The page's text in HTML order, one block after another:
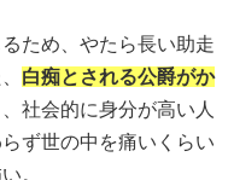
ため、やたら長い助走
白痴とされる公爵がか
社会的に身分が高い人
ず世の中を痛いくらい
。